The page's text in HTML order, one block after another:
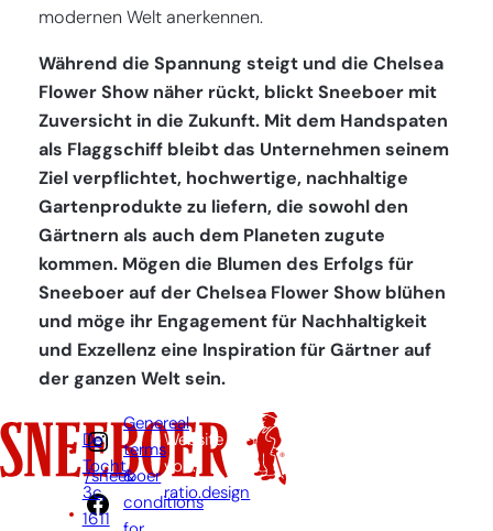
modernen Welt anerkennen.
Während die Spannung steigt und die Chelsea
Flower Show näher rückt, blickt Sneeboer mit
Zuversicht in die Zukunft. Mit dem Handspaten
als Flaggschiff bleibt das Unternehmen seinem
Ziel verpflichtet, hochwertige, nachhaltige
Gartenprodukte zu liefern, die sowohl den
Gärtnern als auch dem Planeten zugute
kommen. Mögen die Blumen des Erfolgs für
Sneeboer auf der Chelsea Flower Show blühen
und möge ihr Engagement für Nachhaltigkeit
und Exzellenz eine Inspiration für Gärtner auf
der ganzen Welt sein.
/sneeboer
De
Tocht
3c,
1611
Genereal
terms
&
conditions
Website
von:
ratio.design